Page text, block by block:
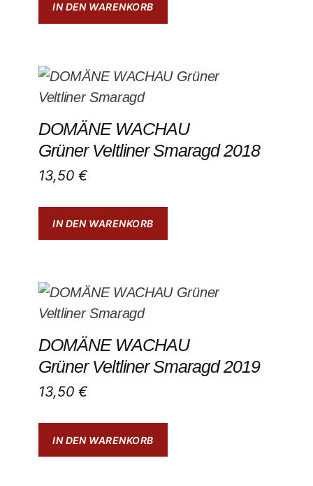
IN DEN WARENKORB
DOMÄNE WACHAU
Grüner Veltliner Smaragd 2018
13,50€
IN DEN WARENKORB
DOMÄNE WACHAU
Grüner Veltliner Smaragd 2019
13,50€
IN DEN WARENKORB